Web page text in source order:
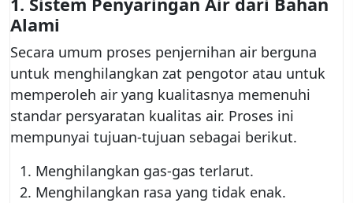
Alami
Secara umum proses penjernihan air berguna
untuk menghilangkan zat pengotor atau untuk
memperoleh air yang kualitasnya memenuhi
standar persyaratan kualitas air. Proses ini
mempunyai tujuan-tujuan sebagai berikut.
Menghilangkan gas-gas terlarut.
Menghilangkan rasa yang tidak enak.